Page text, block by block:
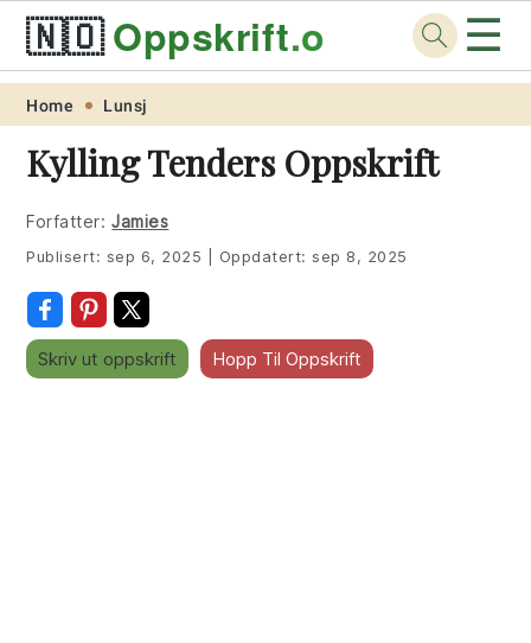
Skip
primary
navigation
Skip
main
content
Skip
primary
sidebar
Skip
footer
🇳🇴Oppskrift.org ☰
Home Lunsj
Kylling Tenders Oppskrift
Forfatter: Jamies
Publisert: sep 6, 2025 Oppdatert:sep 8, 2025
Skriv ut oppskrift Hopp Til Oppskrift